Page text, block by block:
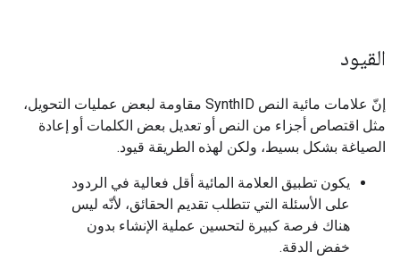
القيود
إنّ علامات مائية النص SynthID مقاومة لبعض عمليات التحويل،
مثل اقتصاص أجزاء من النص أو تعديل بعض الكلمات أو إعادة
الصياغة بشكل بسيط، ولكن لهذه الطريقة قيود.
يكون تطبيق العلامة المائية أقل فعالية في الردود
على الأسئلة التي تتطلب تقديم الحقائق، لأنّه ليس
هناك فرصة كبيرة لتحسين عملية الإنشاء بدون
خفض الدقة.